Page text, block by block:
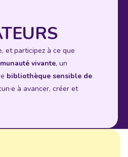
et participez à ce que
vivante, un
bibliothèque sensible de
à avancer, créer et